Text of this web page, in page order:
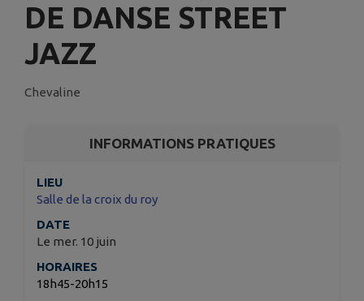
DE DANSE STREET
JAZZ
Chevaline
INFORMATIONS PRATIQUES
LIEU
Salle de la croix du roy
DATE
Le mer. 10 juin
HORAIRES
18h45-20h15